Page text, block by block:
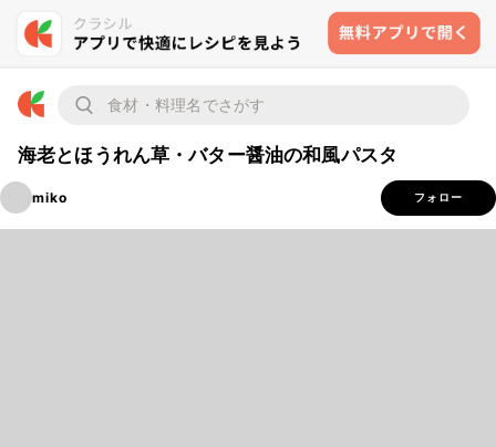
海老とほうれん草・バター醤油の和風パスタ
miko フォロー